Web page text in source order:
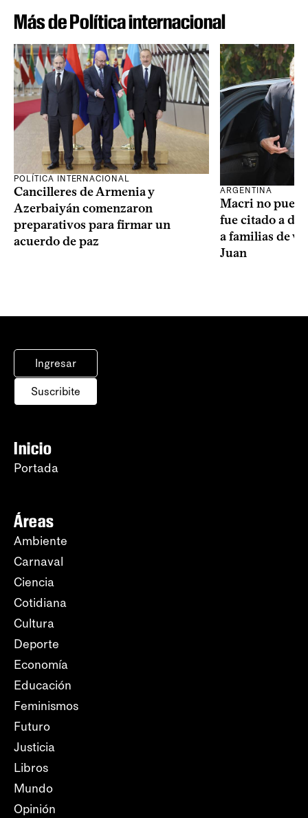
Más de Política internacional
POLÍTICA INTERNACIONAL
Cancilleres de Armenia y
Azerbaiyán comenzaron
preparativos para firmar un
acuerdo de paz
ARGENTINA
Macri no
fue citado a
a familias de
Juan
Ingresar
Suscribite
Inicio
Portada
Áreas
Ambiente
Carnaval
Ciencia
Cotidiana
Cultura
Deporte
Economía
Educación
Feminismos
Futuro
Justicia
Libros
Mundo
Opinión